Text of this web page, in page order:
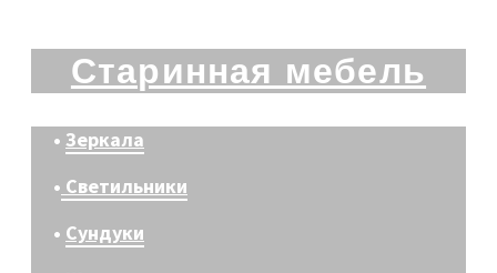
Старинная мебель
• Зеркала
• Светильники
• Сундуки